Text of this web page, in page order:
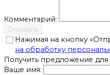
Комментарий:
Отправить
Нажимая на кнопку
на обработку
Получить предложение для
Ваше имя: